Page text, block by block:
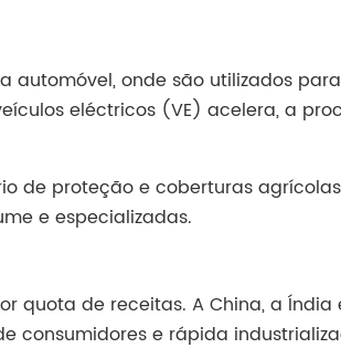
onde são utilizados
eléctricos (VE) acelera, a
de proteção e coberturas
e especializadas.
de receitas. A China, a Índia
consumidores e rápida